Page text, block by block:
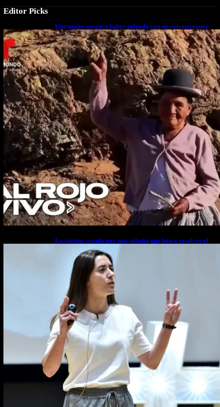
Editor Picks
Una mujer asegura haber peleado con un extraterrestre
cuerpo a cuerpo
La startup creada por una salteña que busca resolver el
estrés financiero en Latinoamérica